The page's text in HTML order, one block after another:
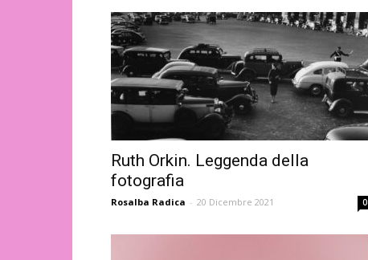
Ruth Orkin. Leggenda della
fotografia
Rosalba Radica - 20 Dicembre 2021 0